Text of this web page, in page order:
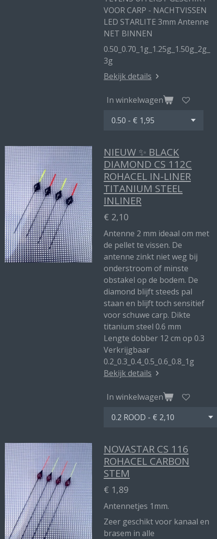
VOOR CARP - NACHTVISSEN
LED STARLITE 3mm Antenne
NET BINNEN
0.50_0.70_1g_1.25g_1.50g_2g_
3g
Bekijk details
In winkelwagen
NIEUW ✨ BLACK
DIAMOND CS 112C
ROHACEL IN-LINER
TITANIUM STEEL
INLINER
€ 2,10
Antenne 2 mm ideaal om met
de pellet te vissen. De
antenne zinkt niet weg bij
onderstroom of minste
obstakel op de bodem. De
diamond blijft steeds pal
staan en blijft toch sensitief
voor schuwe carp. Dikte
titanium steel 0.6 mm
Lengte dobber 12 cm op 0.3
Verkrijgbaar
0.2_0.3_0.4_0.5_0.6_0.8_1g
Bekijk details
In winkelwagen
NOVASTAR CS 116
ROHACEL CARBON
STEM
€ 1,89
Antennetjes 1mm.
Zeer geschikt voor kanaal en
brasem in alle